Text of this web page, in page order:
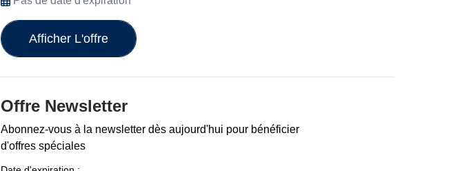
Afficher L'offre
Offre Newsletter
Abonnez-vous à la newsletter dès aujourd'hui pour bénéficier
d'offres spéciales